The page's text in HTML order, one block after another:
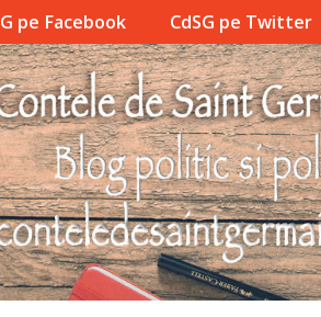
pe Facebook CdSG pe Twitter